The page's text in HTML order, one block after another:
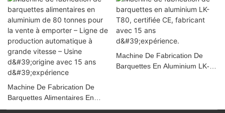
Machine De Fabrication De
Barquettes Alimentaires En
Aluminium De 80 Tonnes Pour
Machine De Fabrication De
Barquettes En Aluminium LK-